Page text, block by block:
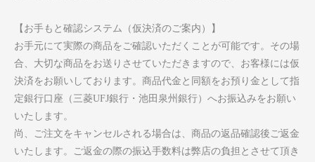
【お手もと確認システム（仮決済のご案内）】
お手元にて実際の商品をご確認いただくことが可能です。その場
合、大切な商品をお送りさせていただきますので、お客様には仮
決済をお願いしております。商品代金と同額をお預り金として指
定銀行口座（三菱UFJ銀行・池田泉州銀行）へお振込みをお願い
いたします。
尚、ご注文をキャンセルされる場合は、商品の返品確認後ご返金
いたします。ご返金の際の振込手数料は弊店の負担とさせて頂き